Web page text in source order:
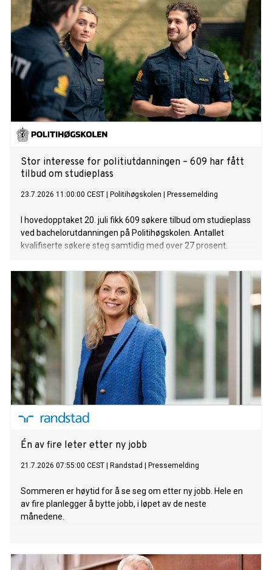
Stor interesse for politiutdanningen – 609 har fått
tilbud om studieplass
23.7.2026 11:00:00 CEST Politihøgskolen Pressemelding
I hovedopptaket 20. juli fikk 609 søkere tilbud om studieplass
ved bachelorutdanningen på Politihøgskolen. Antallet
kvalifiserte søkere steg samtidig med over 27 prosent.
Én av fire leter etter ny jobb
21.7.2026 07:55:00 CEST Randstad Pressemelding
Sommeren er høytid for å se seg om etter ny jobb. Hele en
av fire planlegger å bytte jobb, i løpet av de neste
månedene.